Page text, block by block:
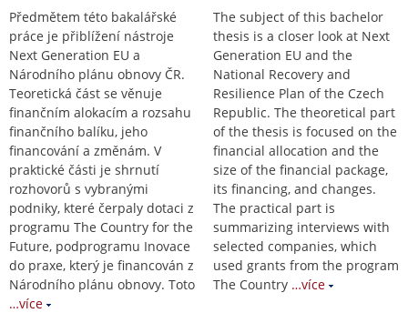
Předmětem této bakalářské
práce je přiblížení nástroje
Next Generation EU a
Národního plánu obnovy ČR.
Teoretická část se věnuje
finančním alokacím a rozsahu
finančního balíku, jeho
financování a změnám. V
praktické části je shrnutí
rozhovorů s vybranými
podniky, které čerpaly dotaci z
programu The Country for the
Future, podprogramu Inovace
do praxe, který je financován z
Národního plánu obnovy. Toto
…více
The subject of this bachelor
thesis is a closer look at Next
Generation EU and the
National Recovery and
Resilience Plan of the Czech
Republic. The theoretical part
of the thesis is focused on the
financial allocation and the
size of the financial package,
its financing, and changes.
The practical part is
summarizing interviews with
selected companies, which
used grants from the program
The Country …více